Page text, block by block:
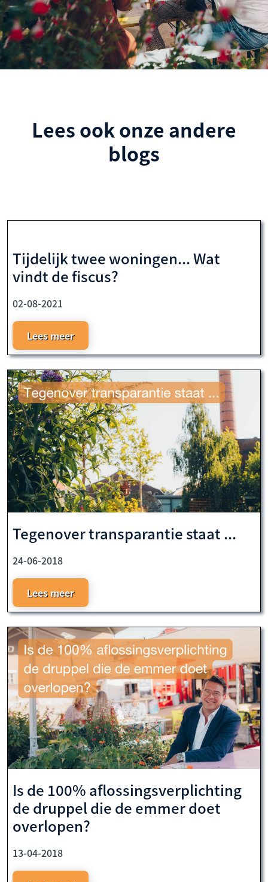
Lees ook onze andere
blogs
Tijdelijk twee woningen... Wat
vindt de fiscus?
02-08-2021
Lees meer
Tegenover transparantie staat ...
24-06-2018
Lees meer
Is de 100% aflossingsverplichting
de druppel die de emmer doet
overlopen?
13-04-2018